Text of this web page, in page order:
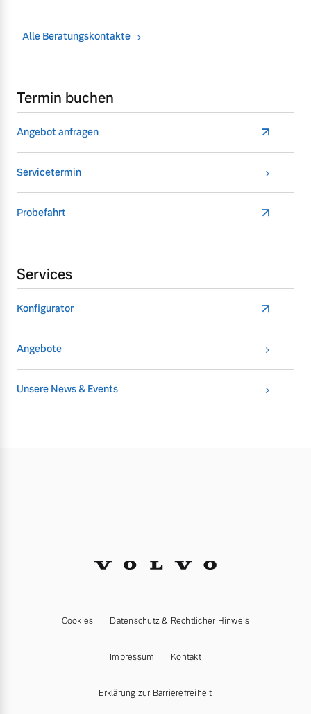
Alle Beratungskontakte
Termin buchen
Angebot anfragen
Servicetermin
Probefahrt
Services
Konfigurator
Angebote
Unsere News & Events
Cookies Datenschutz & Rechtlicher Hinweis
Impressum Kontakt
Erklärung zur Barrierefreiheit